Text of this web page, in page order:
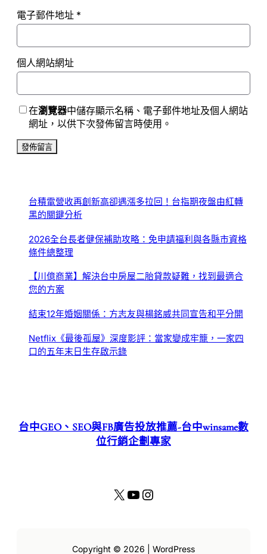
電子郵件地址 *
個人網站網址
在瀏覽器中儲存顯示名稱、電子郵件地址及個人網站
網址，以供下次發佈留言時使用。
台積電營收再創新高卻遇漲多拉回！台指期夜盤由紅轉
黑的關鍵分析
2026全台長者健保補助攻略：免申請福利與各縣市資格
條件總整理
【川億商業】解決台中房屋二胎貸款疑難，找到最適合
您的方案
結束12年婚姻關係：方志友與楊銘威共同宣告和平分開
Netflix《最後孤屋》深度影評：當家變成牢籠，一家四
口的五年末日生存啟示錄
台中GEO、SEO與FB廣告投放推薦-台中winsame數
位行銷企劃專家
X YouTube Instagram
Copyright © 2026 | WordPress